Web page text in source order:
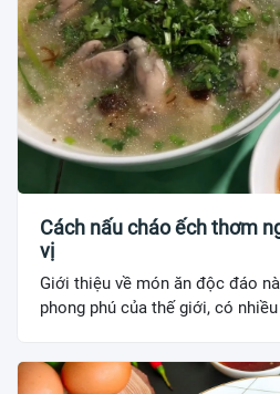
Cách nấu cháo ếch thơm
vị
Giới thiệu về món ăn độc đáo
phong phú của thế giới, có